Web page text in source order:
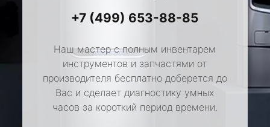
+7 (499) 653-88-85
Наш мастер с полным инвентарем
инструментов и запчастями от
производителя бесплатно доберется до
Вас и сделает диагностику умных
часов за короткий период времени.